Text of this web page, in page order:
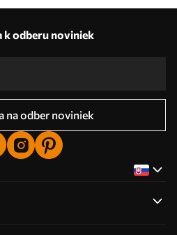
k odberu noviniek
na odber noviniek